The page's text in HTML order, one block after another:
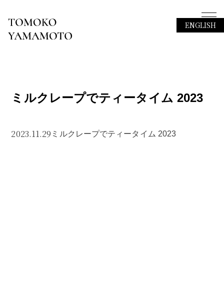
ENGLISH
ミルクレープでティータイム 2023
2023.11.29 ミルクレープでティータイム 2023